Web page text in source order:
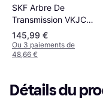
SKF Arbre De
Transmission VKJC
5851
145,99 €
Ou 3 paiements de
48,66 €
Détails du